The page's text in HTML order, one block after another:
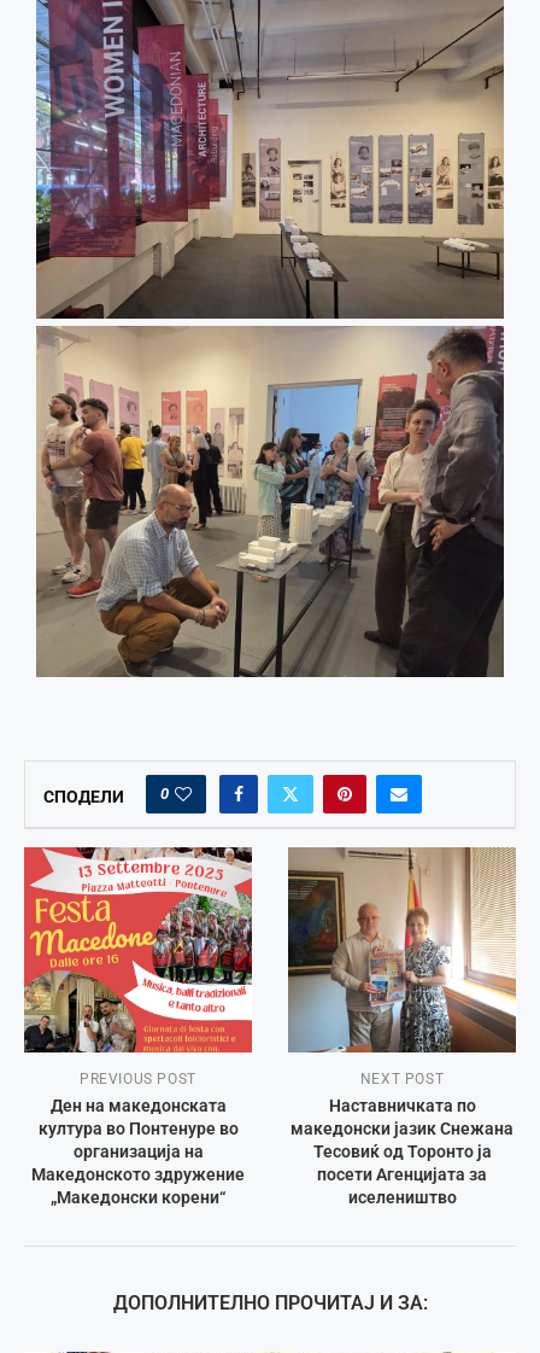
СПОДЕЛИ 0
PREVIOUS POST
Ден на македонската
култура во Понтенуре во
организација на
Македонското здружение
„Македонски корени“
NEXT POST
Наставничката по
македонски јазик Снежана
Тесовиќ од Торонто ја
посети Агенцијата за
иселеништво
ДОПОЛНИТЕЛНО ПРОЧИТАЈ И ЗА: